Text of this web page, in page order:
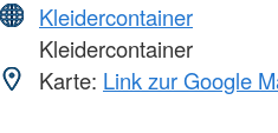
Kleidercontainer
Kleidercontainer
Karte: Link zur Google